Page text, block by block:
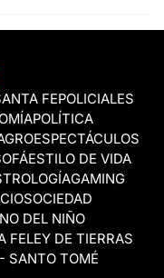
FEPOLICIALES
POLÍTICA
ESPECTÁCULOS
ESTILO DE VIDA
GAMING
SOCIEDAD
DEL NIÑO
FELEY DE TIERRAS
SANTO TOMÉ